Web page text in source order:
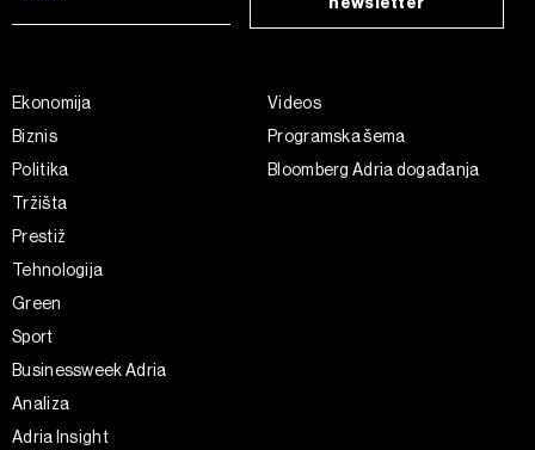
Ekonomija
Biznis
Politika
Tržišta
Prestiž
Tehnologija
Green
Sport
Businessweek Adria
Analiza
Adria Insight
Videos
Programska šema
Bloomberg Adria događanja